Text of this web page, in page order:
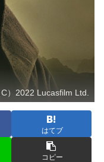
C）2022 Lucasfilm Ltd.
はてブ
コピー